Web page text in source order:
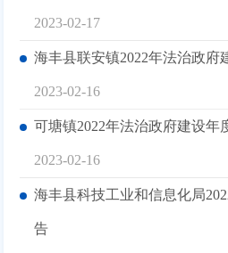
2023-02-17
海丰县联安镇2022年法治政府
2023-02-16
可塘镇2022年法治政府建设年
2023-02-16
海丰县科技工业和信息化局
告